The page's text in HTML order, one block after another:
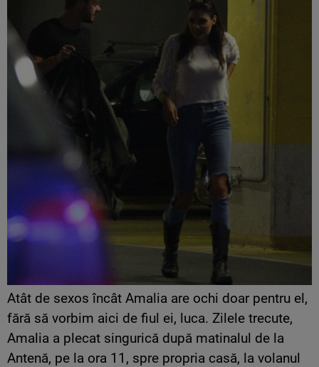
Atât de sexos încât Amalia are ochi doar pentru el,
fără să vorbim aici de fiul ei, luca. Zilele trecute,
Amalia a plecat singurică după matinalul de la
Antenă, pe la ora 11, spre propria casă, la volanul